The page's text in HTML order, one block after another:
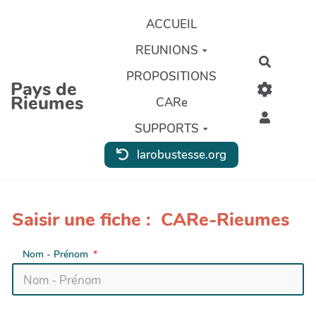
Aller au contenu principal
Pays de
Rieumes
ACCUEIL
REUNIONS
PROPOSITIONS
CARe
SUPPORTS
larobustesse.org
Saisir une fiche : CARe-Rieumes
Nom - Prénom